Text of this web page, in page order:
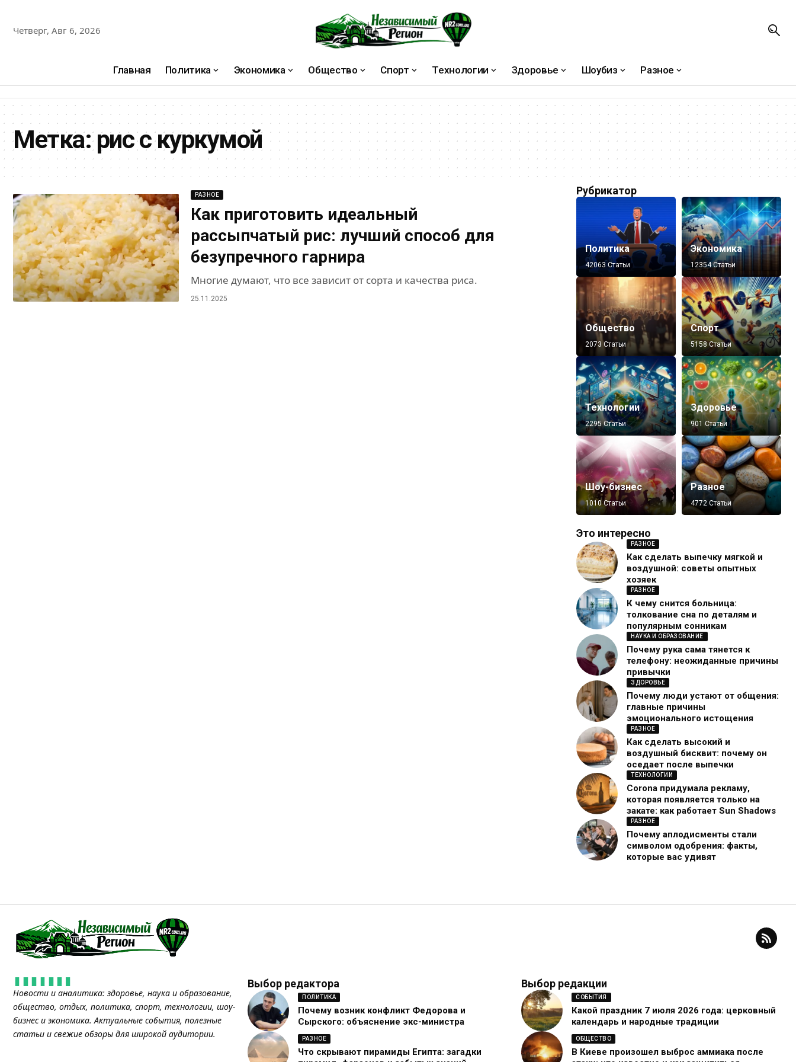
Четверг, Авг 6, 2026
Главная Политика Экономика Общество Спорт Технологии Здоровье Шоубиз Разное
Метка:рис с куркумой
РАЗНОЕ
Как приготовить идеальный
рассыпчатый рис: лучший способ для
безупречного гарнира
Многие думают, что все зависит от сорта и качества риса.
25.11.2025
Рубрикатор
Политика
42063 Статьи
Экономика
12354 Статьи
Общество
2073 Статьи
Спорт
5158 Статьи
Технологии
2295 Статьи
Здоровье
901 Статьи
Шоу-бизнес
1010 Статьи
Разное
4772 Статьи
Это интересно
РАЗНОЕ
Как сделать выпечку мягкой и
воздушной: советы опытных
хозяек
РАЗНОЕ
К чему снится больница:
толкование сна по деталям и
популярным сонникам
НАУКА И ОБРАЗОВАНИЕ
Почему рука сама тянется к
телефону: неожиданные причины
привычки
ЗДОРОВЬЕ
Почему люди устают от общения:
главные причины
эмоционального истощения
РАЗНОЕ
Как сделать высокий и
воздушный бисквит: почему он
оседает после выпечки
ТЕХНОЛОГИИ
Corona придумала рекламу,
которая появляется только на
закате: как работает Sun Shadows
РАЗНОЕ
Почему аплодисменты стали
символом одобрения: факты,
которые вас удивят
Новости и аналитика: здоровье, наука и образование,
общество, отдых, политика, спорт, технологии, шоу-
бизнес и экономика. Актуальные события, полезные
статьи и свежие обзоры для широкой аудитории.
Выбор редактора
ПОЛИТИКА
Почему возник конфликт Федорова и
Сырского: объяснение экс-министра
РАЗНОЕ
Что скрывают пирамиды Египта: загадки
Выбор редакции
СОБЫТИЯ
Какой праздник 7 июля 2026 года: церковный
календарь и народные традиции
ОБЩЕСТВО
В Киеве произошел выброс аммиака после